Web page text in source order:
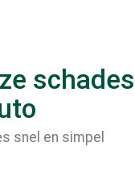
snel en simpel